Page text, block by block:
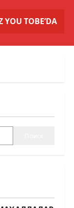
YOU TOBE’DA